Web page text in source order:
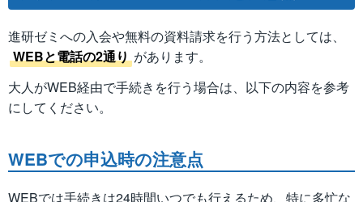
進研ゼミへの入会や無料の資料請求を行う方法としては、
WEBと電話の2通り があります。
大人がWEB経由で手続きを行う場合は、以下の内容を参考
にしてください。
WEBでの申込時の注意点
WEBでは手続きは24時間いつでも行えるため、特に多忙な